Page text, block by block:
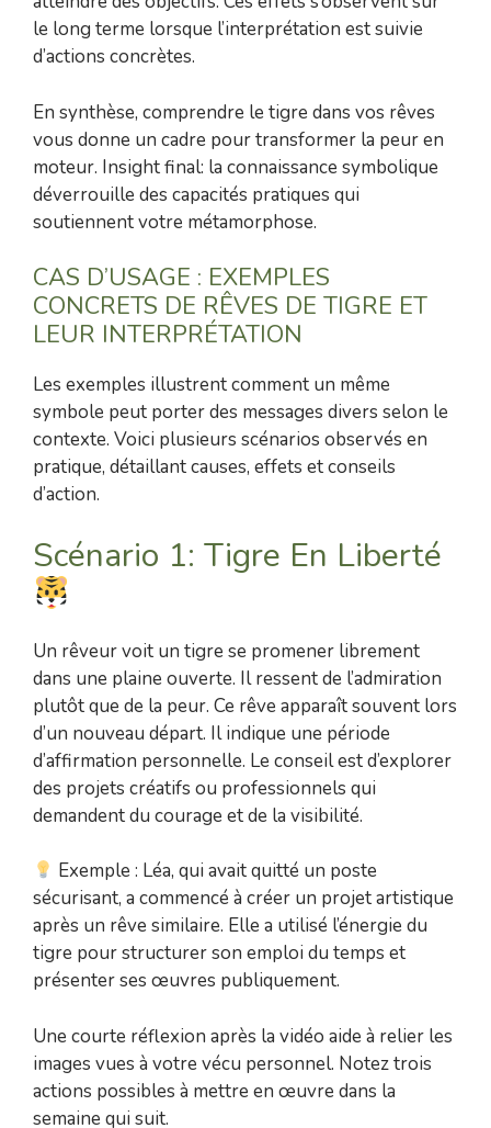
le long terme lorsque l’interprétation est suivie
d’actions concrètes.
En synthèse, comprendre le tigre dans vos rêves
vous donne un cadre pour transformer la peur en
moteur. Insight final: la connaissance symbolique
déverrouille des capacités pratiques qui
soutiennent votre métamorphose.
CAS D’USAGE : EXEMPLES
CONCRETS DE RÊVES DE TIGRE ET
LEUR INTERPRÉTATION
Les exemples illustrent comment un même
symbole peut porter des messages divers selon le
contexte. Voici plusieurs scénarios observés en
pratique, détaillant causes, effets et conseils
d’action.
Scénario 1: Tigre En Liberté
Un rêveur voit un tigre se promener librement
dans une plaine ouverte. Il ressent de l’admiration
plutôt que de la peur. Ce rêve apparaît souvent lors
d’un nouveau départ. Il indique une période
d’affirmation personnelle. Le conseil est d’explorer
des projets créatifs ou professionnels qui
demandent du courage et de la visibilité.
Exemple : Léa, qui avait quitté un poste
sécurisant, a commencé à créer un projet artistique
après un rêve similaire. Elle a utilisé l’énergie du
tigre pour structurer son emploi du temps et
présenter ses œuvres publiquement.
Une courte réflexion après la vidéo aide à relier les
images vues à votre vécu personnel. Notez trois
actions possibles à mettre en œuvre dans la
semaine qui suit.